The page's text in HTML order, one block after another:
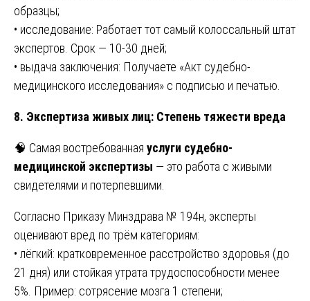
образцы;
• исследование: Работает тот самый колоссальный штат
экспертов. Срок — 10-30 дней;
• выдача заключения: Получаете «Акт судебно-
медицинского исследования» с подписью и печатью.
8. Экспертиза живых лиц: Степень тяжести вреда
🧠 Самая востребованная услуги судебно-
медицинской экспертизы — это работа с живыми
свидетелями и потерпевшими.
Согласно Приказу Минздрава № 194н, эксперты
оценивают вред по трём категориям:
• лёгкий: кратковременное расстройство здоровья (до
21 дня) или стойкая утрата трудоспособности менее
5%. Пример: сотрясение мозга 1 степени;